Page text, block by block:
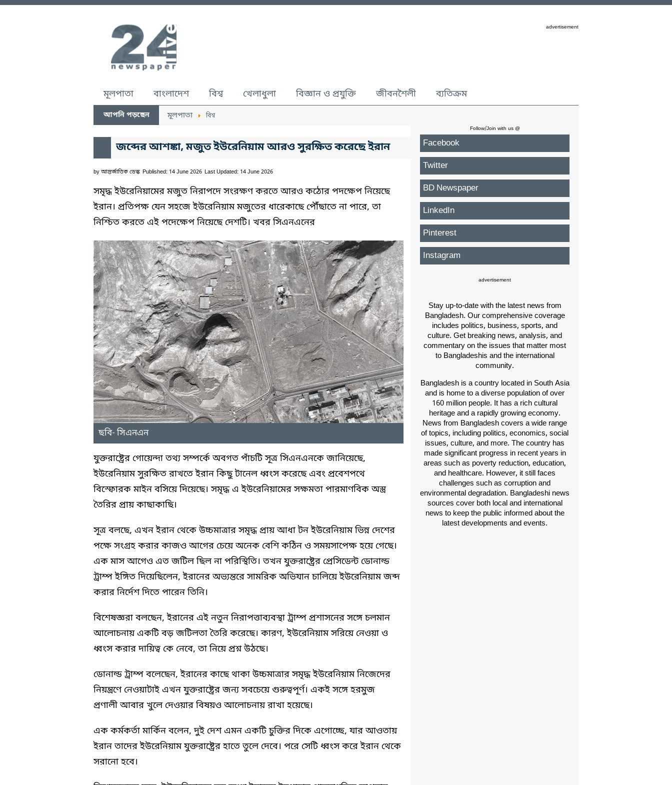
advertisement
মূলপাতা বাংলাদেশ বিশ্ব খেলাধুলা বিজ্ঞান ও প্রযুক্তি জীবনশৈলী ব্যতিক্রম
আপনি পড়ছেন মূলপাতা বিশ্ব
জব্দের আশঙ্কা, মজুত ইউরেনিয়াম আরও সুরক্ষিত করেছে ইরান
by আন্তর্জাতিক ডেস্ক Published: 14 June 2026 Last Updated: 14 June 2026
সমৃদ্ধ ইউরেনিয়ামের মজুত নিরাপদে সংরক্ষণ করতে আরও কঠোর পদক্ষেপ নিয়েছে
ইরান। প্রতিপক্ষ যেন সহজে ইউরেনিয়াম মজুতের ধারেকাছে পৌঁছাতে না পারে, তা
নিশ্চিত করতে এই পদেক্ষেপ নিয়েছে দেশটি। খবর সিএনএনের
ছবি- সিএনএন
যুক্তরাষ্ট্রের গোয়েন্দা তথ্য সম্পর্কে অবগত পাঁচটি সূত্র সিএনএনকে জানিয়েছে,
ইউরেনিয়াম সুরক্ষিত রাখতে ইরান কিছু টানেল ধ্বংস করেছে এবং প্রবেশপথে
বিস্ফোরক মাইন বসিয়ে দিয়েছে। সমৃদ্ধ এ ইউরেনিয়ামের সক্ষমতা পারমাণবিক অস্ত্র
তৈরির প্রায় কাছাকাছি।
সূত্র বলছে, এখন ইরান থেকে উচ্চমাত্রার সমৃদ্ধ প্রায় আধা টন ইউরেনিয়াম ভিন্ন দেশের
পক্ষে সংগ্রহ করার কাজও আগের চেয়ে অনেক বেশি কঠিন ও সময়সাপেক্ষ হয়ে গেছে।
এক মাস আগেও এত জটিল ছিল না পরিস্থিতি। তখন যুক্তরাষ্ট্রের প্রেসিডেন্ট ডোনাল্ড
ট্রাম্প ইঙ্গিত দিয়েছিলেন, ইরানের অভ্যন্তরে সামরিক অভিযান চালিয়ে ইউরেনিয়াম জব্দ
করার নির্দেশ দিতে পারেন তিনি।
বিশেষজ্ঞরা বলছেন, ইরানের এই নতুন নিরাপত্তাব্যবস্থা ট্রাম্প প্রশাসনের সঙ্গে চলমান
আলোচনায় একটি বড় জটিলতা তৈরি করেছে। কারণ, ইউরেনিয়াম সরিয়ে নেওয়া ও
ধ্বংস করার দায়িত্ব কে নেবে, তা নিয়ে প্রশ্ন উঠছে।
ডোনাল্ড ট্রাম্প বলেছেন, ইরানের কাছে থাকা উচ্চমাত্রার সমৃদ্ধ ইউরেনিয়াম নিজেদের
নিয়ন্ত্রণে নেওয়াটাই এখন যুক্তরাষ্ট্রের জন্য সবচেয়ে গুরুত্বপূর্ণ। একই সঙ্গে হরমুজ
প্রণালী আবার খুলে দেওয়ার বিষয়ও আলোচনায় রাখা হয়েছে।
এক কর্মকর্তা মার্কিন বলেন, দুই দেশ এমন একটি চুক্তির দিকে এগোচ্ছে, যার আওতায়
ইরান তাদের ইউরেনিয়াম যুক্তরাষ্ট্রের হাতে তুলে দেবে। পরে সেটি ধ্বংস করে ইরান থেকে
সরানো হবে।
Follow/Join with us @
Facebook
Twitter
BD Newspaper
LinkedIn
Pinterest
Instagram
advertisement
Stay up-to-date with the latest news from
Bangladesh. Our comprehensive coverage
includes politics, business, sports, and
culture. Get breaking news, analysis, and
commentary on the issues that matter most
to Bangladeshis and the international
community.
Bangladesh is a country located in South Asia
and is home to a diverse population of over
160 million people. It has a rich cultural
heritage and a rapidly growing economy.
News from Bangladesh covers a wide range
of topics, including politics, economics, social
issues, culture, and more. The country has
made significant progress in recent years in
areas such as poverty reduction, education,
and healthcare. However, it still faces
challenges such as corruption and
environmental degradation. Bangladeshi news
sources cover both local and international
news to keep the public informed about the
latest developments and events.